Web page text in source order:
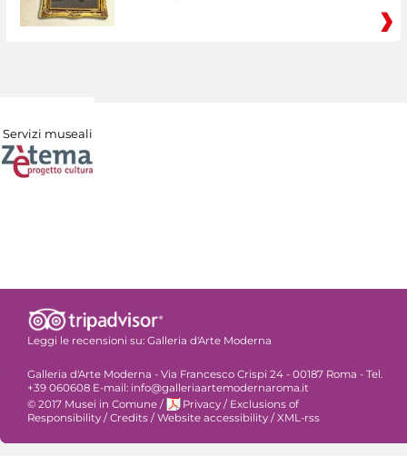
Servizi museali
Leggi le recensioni su: Galleria d'Arte Moderna
Galleria d'Arte Moderna - Via Francesco Crispi 24 - 00187 Roma - Tel.
+39 060608 E-mail: info@galleriaartemodernaroma.it
© 2017 Musei in Comune / Privacy / Exclusions of
Responsibility / Credits / Website accessibility / XML-rss